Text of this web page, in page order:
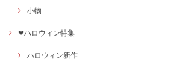
小物
❤ハロウィン特集
ハロウィン新作